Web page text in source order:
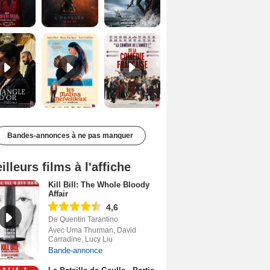
Les Matins merveilleux Bande-annonce VF De la Comédie-Française Teaser VF
Bandes-annonces à ne pas manquer
films à l'affiche
Kill Bill: The Whole Bloody
Affair
4,6
De Quentin Tarantino
Avec Uma Thurman, David
Carradine, Lucy Liu
Bande-annonce